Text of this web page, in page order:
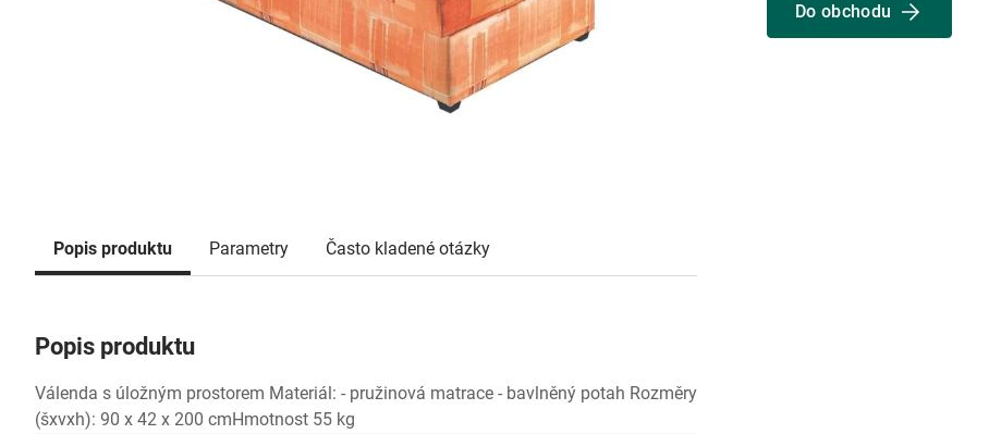
Popis produktu Parametry Často kladené otázky
Popis produktu
Válenda s úložným prostorem Materiál: - pružinová matrace - bavlněný potah Rozměry
(šxvxh): 90 x 42 x 200 cmHmotnost 55 kg
Do obchodu